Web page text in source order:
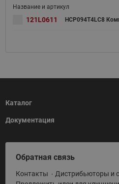
121L0611 HCP094T4LC8
Каталог
Тепловая автоматика
Холодильная техника
Приводная техника
Промышленная автоматика
Документация
HeatPlatform (Тепловая
Полезные программы и
Условия поставки
Обратная связь
Контакты
Дистрибьюторы и